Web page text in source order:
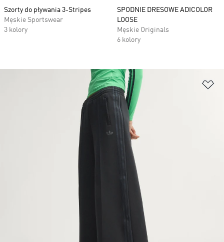
Szorty do pływania 3-Stripes
Męskie Sportswear
3 kolory
SPODNIE DRESOWE ADICOLOR
LOOSE
Męskie Originals
6 kolory